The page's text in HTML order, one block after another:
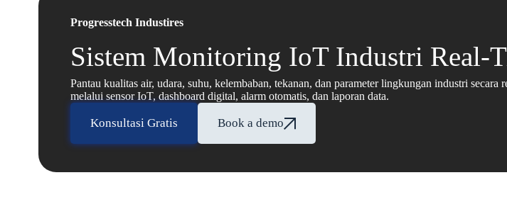
Progresstech Industires
Sistem Monitoring IoT Industri Real-
Pantau kualitas air, udara, suhu, kelembaban, tekanan, dan parameter lingkungan industri secara
melalui sensor IoT, dashboard digital, alarm otomatis, dan laporan data.
Konsultasi Gratis Book a demo